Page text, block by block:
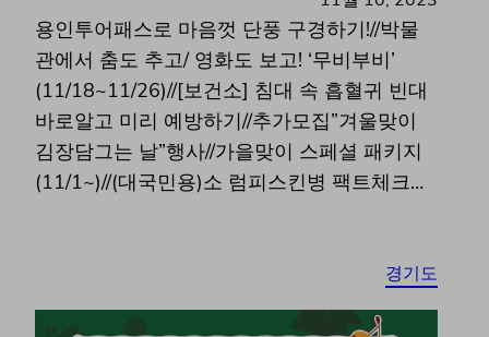
용인투어패스로 마음껏 단풍 구경하기!//박물
관에서 춤도 추고/ 영화도 보고! ‘무비부비’
(11/18~11/26)//[보건소] 침대 속 흡혈귀 빈대
바로알고 미리 예방하기//추가모집”겨울맞이
김장담그는 날”행사//가을맞이 스페셜 패키지
(11/1~)//(대국민용)소 럼피스킨병 팩트체크…
경기도